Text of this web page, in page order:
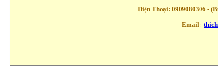
Điện Thoại: 0909080306 -
Email: